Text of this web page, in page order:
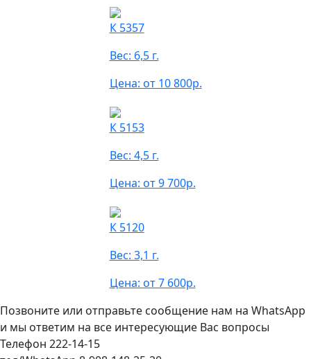
К 5357
Вес: 6,5 г.
Цена: от 10 800р.
К 5153
Вес: 4,5 г.
Цена: от 9 700р.
К 5120
Вес: 3,1 г.
Цена: от 7 600р.
Позвоните или отправьте сообщение нам на WhatsApp
и мы ответим на все интересующие Вас вопросы
Телефон 222-14-15